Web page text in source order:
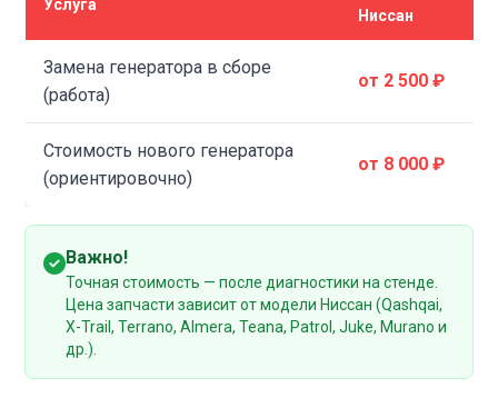
Услуга
Ниссан
Замена генератора в сборе
(работа)
от 2 500 ₽
Стоимость нового генератора
(ориентировочно)
от 8 000 ₽
Важно!
Точная стоимость — после диагностики на стенде.
Цена запчасти зависит от модели Ниссан (Qashqai,
X-Trail, Terrano, Almera, Teana, Patrol, Juke, Murano и
др.).